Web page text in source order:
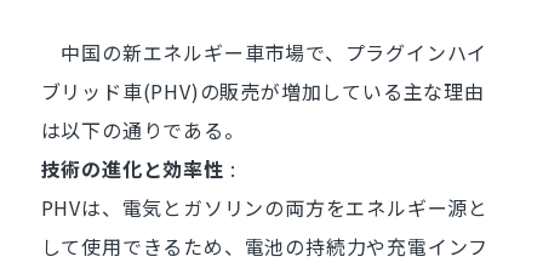
中国の新エネルギー車市場で、プラグインハイ
ブリッド車(PHV)の販売が増加している主な理由
は以下の通りである。
技術の進化と効率性 :
PHVは、電気とガソリンの両方をエネルギー源と
して使用できるため、電池の持続力や充電インフ